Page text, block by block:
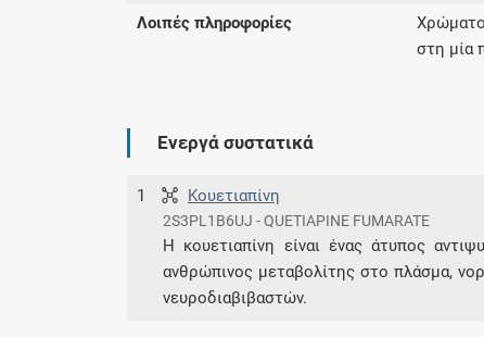
Λοιπές πληροφορίες
στη μία
Ενεργά συστατικά
1 Κουετιαπίνη
2S3PL1B6UJ - QUETIAPINE FUMARATE
Η κουετιαπίνη είναι ένας άτυπος
ανθρώπινος μεταβολίτης στο πλάσμα,
νευροδιαβιβαστών.